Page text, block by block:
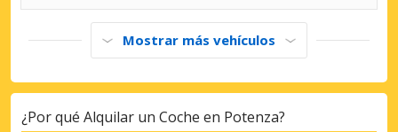
Mostrar más vehículos
¿Por qué Alquilar un Coche en Potenza?